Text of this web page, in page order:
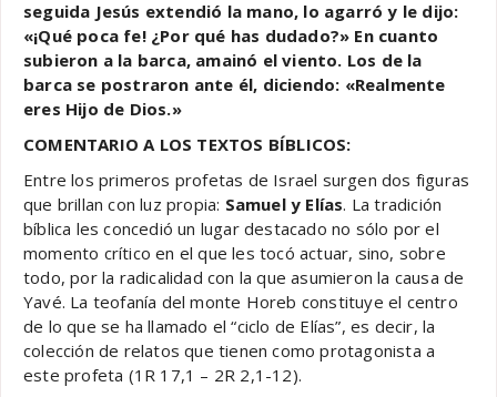
seguida Jesús extendió la mano, lo agarró y le dijo:
«¡Qué poca fe! ¿Por qué has dudado?» En cuanto
subieron a la barca, amainó el viento. Los de la
barca se postraron ante él, diciendo: «Realmente
eres Hijo de Dios.»
COMENTARIO A LOS TEXTOS BÍBLICOS:
Entre los primeros profetas de Israel surgen dos figuras
que brillan con luz propia: Samuel y Elías. La tradición
bíblica les concedió un lugar destacado no sólo por el
momento crítico en el que les tocó actuar, sino, sobre
todo, por la radicalidad con la que asumieron la causa de
Yavé. La teofanía del monte Horeb constituye el centro
de lo que se ha llamado el “ciclo de Elías”, es decir, la
colección de relatos que tienen como protagonista a
este profeta (1R 17,1 – 2R 2,1-12).